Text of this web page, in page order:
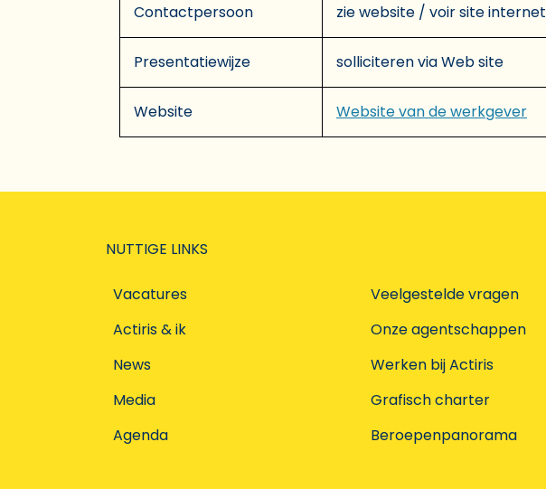
Contactpersoon zie website / voir site internet
Presentatiewijze solliciteren via Web site
Website Website van de werkgever
NUTTIGE LINKS
Vacatures
Actiris & ik
News
Media
Agenda
Veelgestelde vragen
Onze agentschappen
Werken bij Actiris
Grafisch charter
Beroepenpanorama